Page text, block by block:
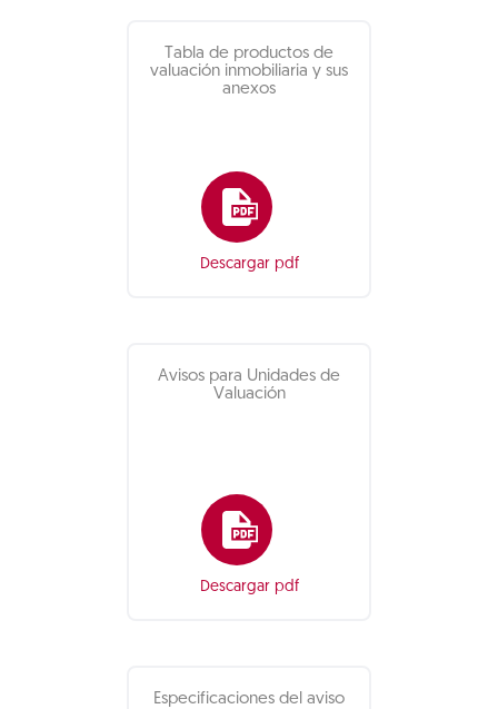
Tabla de productos de
valuación inmobiliaria y sus
anexos
Descargar pdf
Avisos para Unidades de
Valuación
Descargar pdf
Especificaciones del aviso